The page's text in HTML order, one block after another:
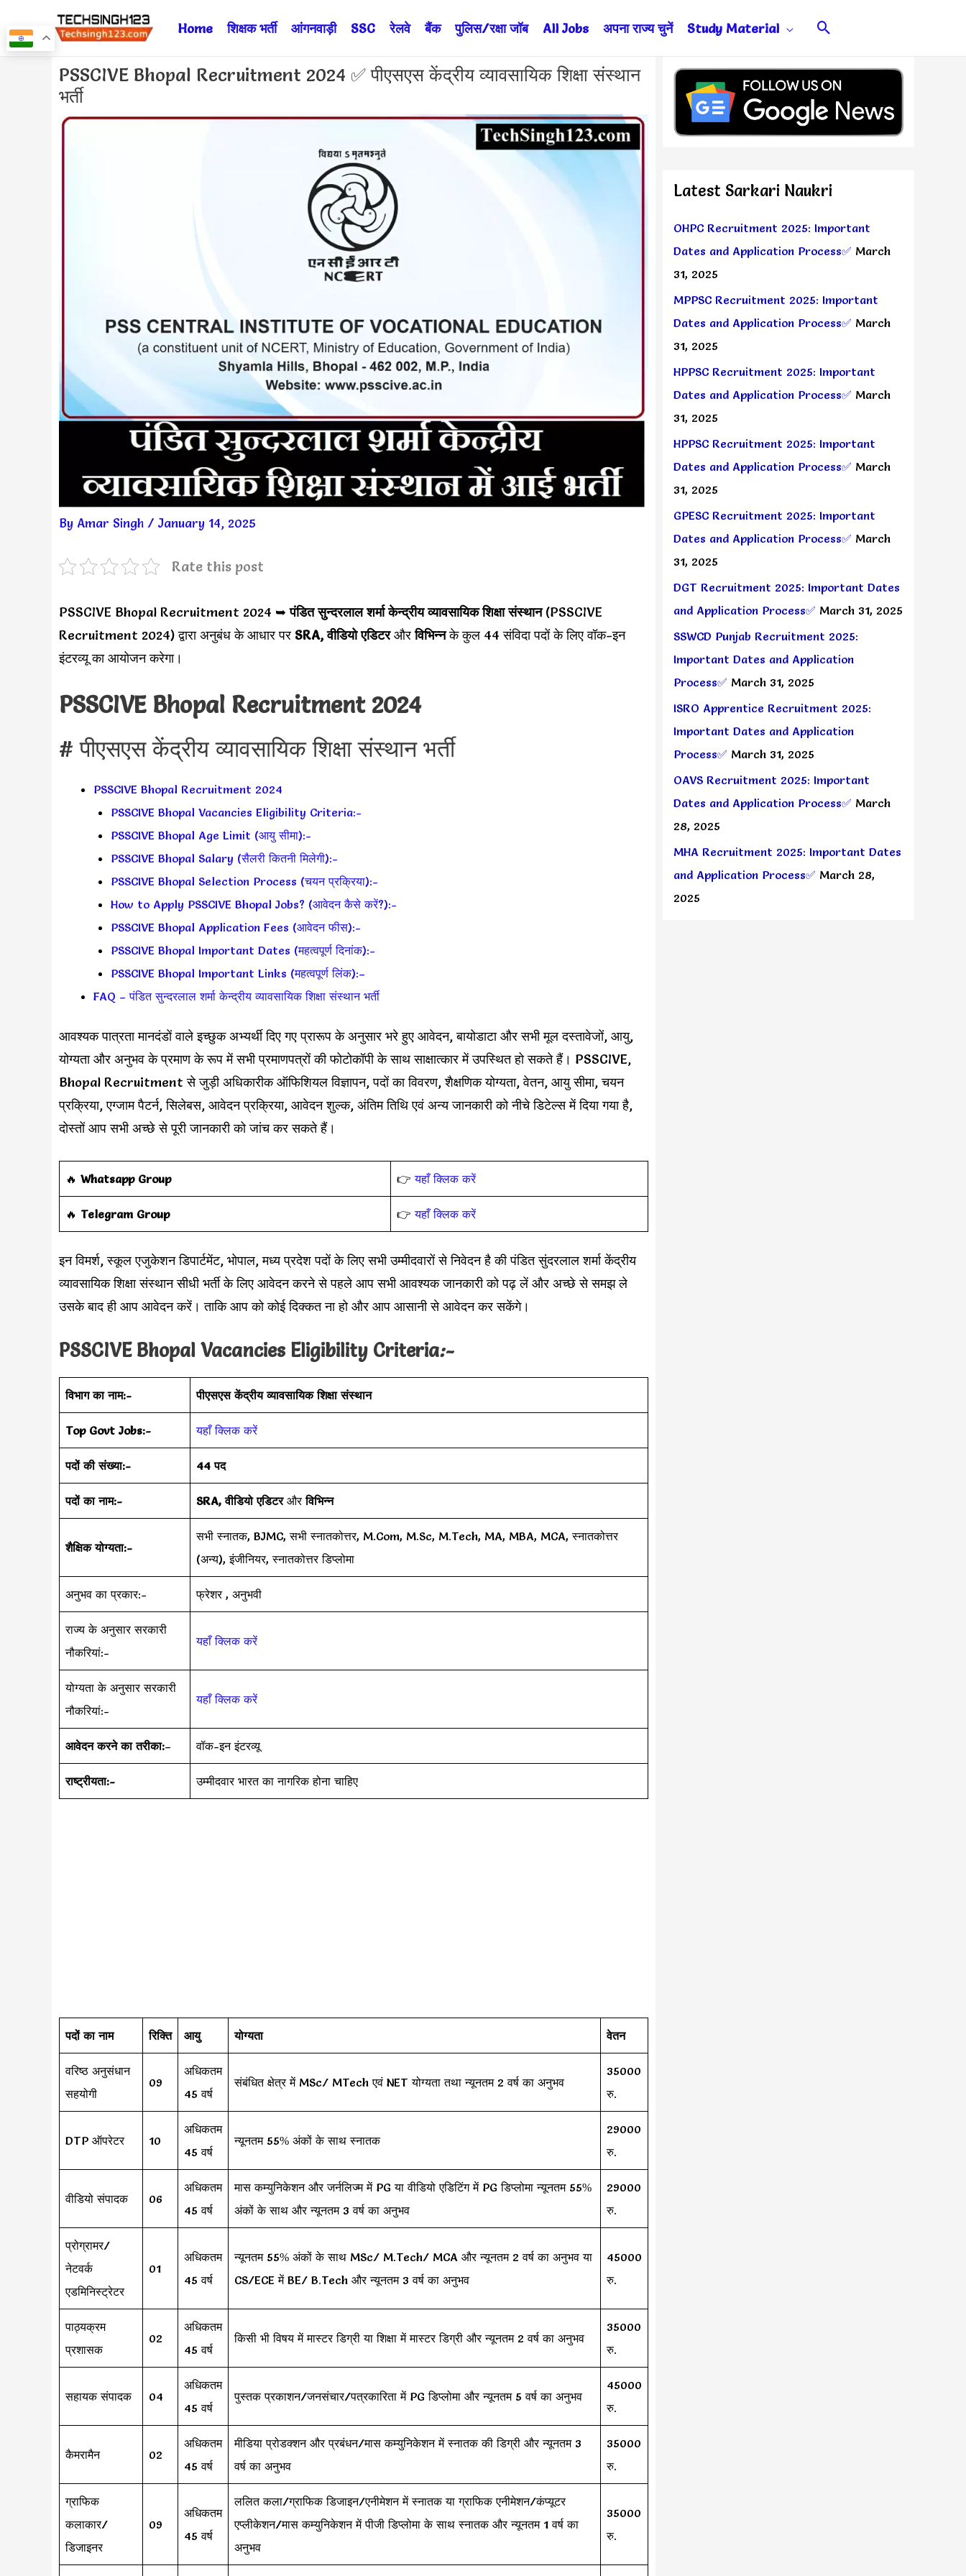
to
Home शिक्षक भर्ती आंगनवाड़ी SSC रेलवे बैंक पुलिस/रक्षा जॉब All Jobs अपना राज्य चुनें Study Material Search
PSSCIVE Bhopal Recruitment 2024 ✅ पीएसएस केंद्रीय व्यावसायिक शिक्षा संस्थान
भर्ती
By Amar Singh / January 14, 2025
Rate this post
PSSCIVE Bhopal Recruitment 2024 ➥पंडित सुन्दरलाल शर्मा केन्द्रीय व्यावसायिक शिक्षा संस्थान(PSSCIVE
Recruitment 2024) द्वारा अनुबंध के आधार पर SRA, वीडियो एडिटरऔरविभिन्नके कुल 44 संविदा पदों के लिए वॉक-इन
इंटरव्यू का आयोजन करेगा।
PSSCIVE Bhopal Recruitment 2024
# पीएसएस केंद्रीय व्यावसायिक शिक्षा संस्थान भर्ती
PSSCIVE Bhopal Recruitment 2024
PSSCIVE Bhopal Vacancies Eligibility Criteria:-
PSSCIVE Bhopal Age Limit (आयु सीमा):-
PSSCIVE Bhopal Salary (सैलरी कितनी मिलेगी):-
PSSCIVE Bhopal Selection Process (चयन प्रक्रिया):-
How to Apply PSSCIVE Bhopal Jobs? (आवेदन कैसे करें?):-
PSSCIVE Bhopal Application Fees (आवेदन फीस):-
PSSCIVE Bhopal Important Dates (महत्वपूर्ण दिनांक):-
PSSCIVE Bhopal Important Links (महत्वपूर्ण लिंक):–
FAQ – पंडित सुन्दरलाल शर्मा केन्द्रीय व्यावसायिक शिक्षा संस्थान भर्ती
आवश्यक पात्रता मानदंडों वाले इच्छुक अभ्यर्थी दिए गए प्रारूप के अनुसार भरे हुए आवेदन, बायोडाटा और सभी मूल दस्तावेजों, आयु,
योग्यता और अनुभव के प्रमाण के रूप में सभी प्रमाणपत्रों की फोटोकॉपी के साथ साक्षात्कार में उपस्थित हो सकते हैं। PSSCIVE,
Bhopal Recruitment से जुड़ी अधिकारीक ऑफिशियल विज्ञापन, पदों का विवरण, शैक्षणिक योग्यता, वेतन, आयु सीमा, चयन
प्रक्रिया, एग्जाम पैटर्न, सिलेबस, आवेदन प्रक्रिया, आवेदन शुल्क, अंतिम तिथि एवं अन्य जानकारी को नीचे डिटेल्स में दिया गया है,
दोस्तों आप सभी अच्छे से पूरी जानकारी को जांच कर सकते हैं।
‎️‍🔥 Whatsapp Group 👉यहाँ क्लिक करें
‎️‍🔥 Telegram Group 👉यहाँ क्लिक करें
इन विमर्श, स्कूल एजुकेशन डिपार्टमेंट, भोपाल, मध्य प्रदेश पदों के लिए सभी उम्मीदवारों से निवेदन है की पंडित सुंदरलाल शर्मा केंद्रीय
व्यावसायिक शिक्षा संस्थान सीधी भर्ती के लिए आवेदन करने से पहले आप सभी आवश्यक जानकारी को पढ़ लें और अच्छे से समझ ले
उसके बाद ही आप आवेदन करें। ताकि आप को कोई दिक्कत ना हो और आप आसानी से आवेदन कर सकेंगे।
PSSCIVE Bhopal Vacancies Eligibility Criteria:-
विभाग का नाम:- पीएसएस केंद्रीय व्यावसायिक शिक्षा संस्थान
Top Govt Jobs:- यहाँ क्लिक करें
पदों की संख्या:- 44 पद
पदों का नाम:- SRA, वीडियो एडिटर औरविभिन्न
शैक्षिक योग्यता:-
सभी स्नातक, BJMC, सभी स्नातकोत्तर, M.Com, M.Sc, M.Tech, MA, MBA, MCA, स्नातकोत्तर
(अन्य), इंजीनियर, स्नातकोत्तर डिप्लोमा
अनुभव का प्रकार:- फ्रेशर , अनुभवी
राज्य के अनुसार सरकारी
नौकरियां:-
यहाँ क्लिक करें
योग्यता के अनुसार सरकारी
नौकरियां:-
यहाँ क्लिक करें
आवेदन करने का तरीका:– वॉक-इन इंटरव्यू
राष्ट्रीयता:- उम्मीदवार भारत का नागरिक होना चाहिए
पदों का नाम रिक्ति आयु योग्यता वेतन
वरिष्ठ अनुसंधान
सहयोगी
09
अधिकतम
45 वर्ष
संबंधित क्षेत्र में MSc/ MTech एवं NET योग्यता तथा न्यूनतम 2 वर्ष का अनुभव
35000
रु.
DTP ऑपरेटर 10
अधिकतम
45 वर्ष
न्यूनतम 55% अंकों के साथ स्नातक
29000
रु.
वीडियो संपादक 06
अधिकतम
45 वर्ष
मास कम्युनिकेशन और जर्नलिज्म में PG या वीडियो एडिटिंग में PG डिप्लोमा न्यूनतम 55%
अंकों के साथ और न्यूनतम 3 वर्ष का अनुभव
29000
रु.
प्रोग्रामर/
नेटवर्क
एडमिनिस्ट्रेटर
01
अधिकतम
45 वर्ष
न्यूनतम 55% अंकों के साथ MSc/ M.Tech/ MCA और न्यूनतम 2 वर्ष का अनुभव या
CS/ECE में BE/ B.Tech और न्यूनतम 3 वर्ष का अनुभव
45000
रु.
पाठ्यक्रम
प्रशासक
02
अधिकतम
45 वर्ष
किसी भी विषय में मास्टर डिग्री या शिक्षा में मास्टर डिग्री और न्यूनतम 2 वर्ष का अनुभव
35000
रु.
सहायक संपादक 04
अधिकतम
45 वर्ष
पुस्तक प्रकाशन/जनसंचार/पत्रकारिता में PG डिप्लोमा और न्यूनतम 5 वर्ष का अनुभव
45000
रु.
कैमरामैन 02
अधिकतम
45 वर्ष
मीडिया प्रोडक्शन और प्रबंधन/मास कम्युनिकेशन में स्नातक की डिग्री और न्यूनतम 3
वर्ष का अनुभव
35000
रु.
ग्राफिक
कलाकार/
डिजाइनर
09
अधिकतम
45 वर्ष
ललित कला/ग्राफिक डिजाइन/एनीमेशन में स्नातक या ग्राफिक एनीमेशन/कंप्यूटर
एप्लीकेशन/मास कम्युनिकेशन में पीजी डिप्लोमा के साथ स्नातक और न्यूनतम 1 वर्ष का
अनुभव
35000
रु.
Post
navigation
Latest Sarkari Naukri
OHPC Recruitment 2025: Important
Dates and Application Process✅ March
31, 2025
MPPSC Recruitment 2025: Important
Dates and Application Process✅ March
31, 2025
HPPSC Recruitment 2025: Important
Dates and Application Process✅ March
31, 2025
HPPSC Recruitment 2025: Important
Dates and Application Process✅ March
31, 2025
GPESC Recruitment 2025: Important
Dates and Application Process✅ March
31, 2025
DGT Recruitment 2025: Important Dates
and Application Process✅ March 31, 2025
SSWCD Punjab Recruitment 2025:
Important Dates and Application
Process✅ March 31, 2025
ISRO Apprentice Recruitment 2025:
Important Dates and Application
Process✅ March 31, 2025
OAVS Recruitment 2025: Important
Dates and Application Process✅ March
28, 2025
MHA Recruitment 2025: Important Dates
and Application Process✅ March 28,
2025